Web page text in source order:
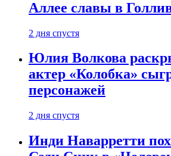
Аллее славы в
2 дня спустя
Юлия Волкова
актер «Колобка»
персонажей
2 дня спустя
Инди Наварретти